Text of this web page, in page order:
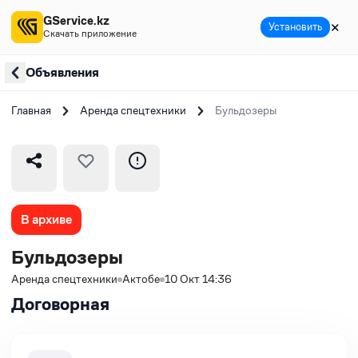
Объявления
Главная Аренда спецтехники Бульдозеры
В архиве
Бульдозеры
Аренда спецтехники Актобе 10 Окт 14:36
Договорная
GService.kz
Скачать приложение Установить ✕